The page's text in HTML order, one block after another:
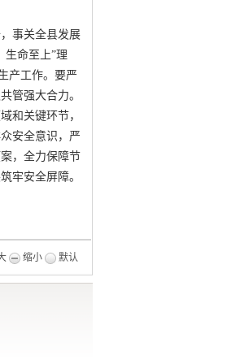
事关全县发展
生命至上”理
产工作。要严
管强大合力。
和关键环节，
安全意识，严
，全力保障节
牢安全屏障。
缩小 默认